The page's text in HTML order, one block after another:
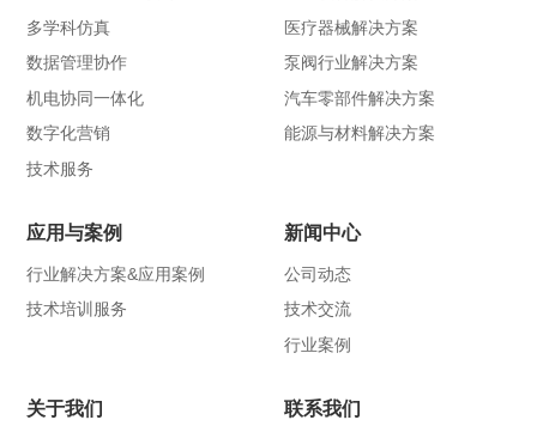
多学科仿真
数据管理协作
机电协同一体化
数字化营销
技术服务
医疗器械解决方案
泵阀行业解决方案
汽车零部件解决方案
能源与材料解决方案
应用与案例
行业解决方案&应用案例
技术培训服务
新闻中心
公司动态
技术交流
行业案例
关于我们 联系我们